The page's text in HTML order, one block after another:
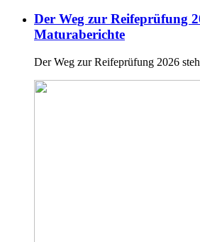
Der Weg zur Reifeprüfung
Maturaberichte
Der Weg zur Reifeprüfung 2026